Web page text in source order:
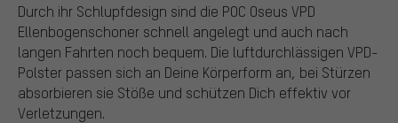
Durch ihr Schlupfdesign sind die POC Oseus VPD
Ellenbogenschoner schnell angelegt und auch nach
langen Fahrten noch bequem. Die luftdurchlässigen VPD-
Polster passen sich an Deine Körperform an, bei Stürzen
absorbieren sie Stöße und schützen Dich effektiv vor
Verletzungen.